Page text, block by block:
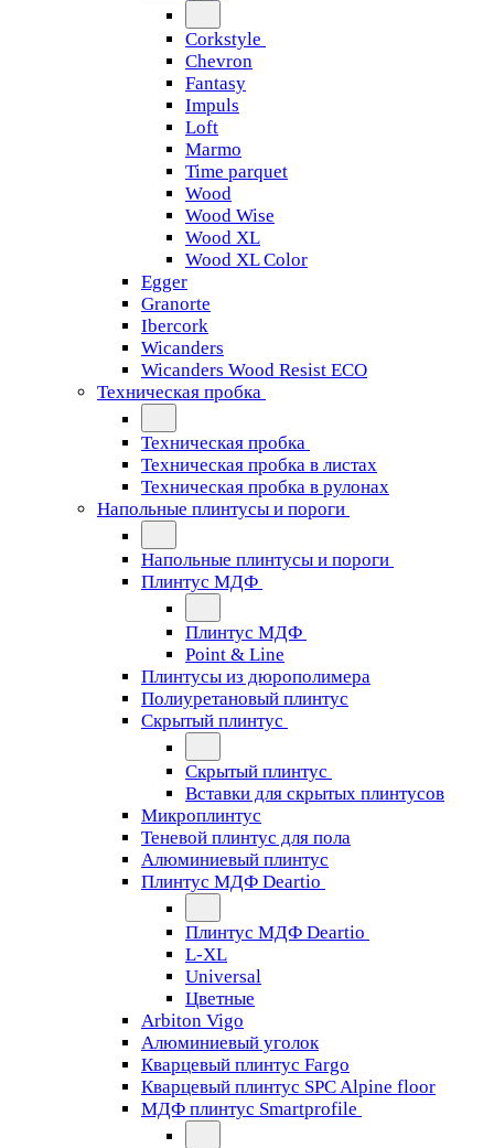
Corkstyle
Chevron
Fantasy
Impuls
Loft
Marmo
Time parquet
Wood
Wood Wise
Wood XL
Wood XL Color
Egger
Granorte
Ibercork
Wicanders
Wicanders Wood Resist ECO
Техническая пробка
Техническая пробка
Техническая пробка в листах
Техническая пробка в рулонах
Напольные плинтусы и пороги
Напольные плинтусы и пороги
Плинтус МДФ
Плинтус МДФ
Point & Line
Плинтусы из дюрополимера
Полиуретановый плинтус
Скрытый плинтус
Скрытый плинтус
Вставки для скрытых плинтусов
Микроплинтус
Теневой плинтус для пола
Алюминиевый плинтус
Плинтус МДФ Deartio
Плинтус МДФ Deartio
L-XL
Universal
Цветные
Arbiton Vigo
Алюминиевый уголок
Кварцевый плинтус Fargo
Кварцевый плинтус SPC Alpine floor
МДФ плинтус Smartprofile